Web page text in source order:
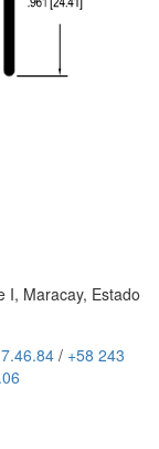
I, Maracay, Estado
/ +58 243